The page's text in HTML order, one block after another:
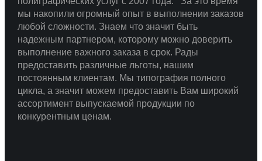
мы накопили огромный опыт в выполнении заказов
любой сложности. Знаем что значит быть
надежным партнером, которому можно доверить
выполнение важного заказа в срок. Рады
предоставить различные льготы, нашим
постоянным клиентам. Мы типография полного
цикла, а значит можем предоставить Вам широкий
ассортимент выпускаемой продукции по
конкурентным ценам.